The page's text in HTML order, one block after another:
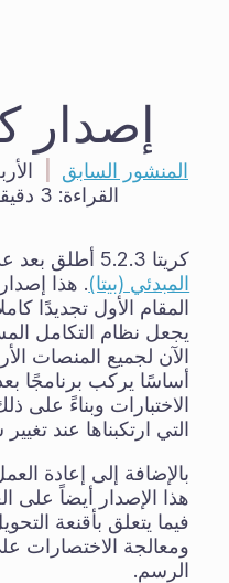
إصدار
المنشور السابق الأربعاء،
القراءة:
كريتا 5.2.3 أطلق بعد عدة أسابيع من اختبار
المبدئي (بيتا). هذا
المقام الأول تجديدًا
الآن لجميع المنصات
أساسًا يركب برنامجًا
الاختبارات وبناءً على
التي ارتكبناها عند
بالإضافة إلى إعادة
هذا الإصدار أيضاً على
ومعالجة الاختصارات
الرسم.